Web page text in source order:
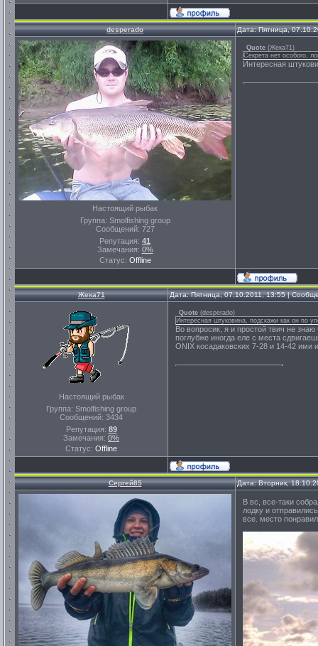
desperado Дата: Пятница,
Настоящий рыбак
Группа: Smolfishing group
Сообщений: 727
Репутация: 41
Замечания: 0%
Статус: Offline
Quote (Жека71)
Секрета нет особого,
Интересная
Жека71 Дата: Пятница, 07.10.2011, 13:55 |
Настоящий рыбак
Группа: Smolfishing group
Сообщений: 3434
Репутация: 89
Замечания: 0%
Статус: Offline
Quote (desperado)
Интересная штуковина, подскажи как он по
Во вопросик, я и простой твич не
поглубже иногда еле с места
ONIX косадаковских 7-28 и 14-42 ими
Сергей85 Дата: Вторник,
В вс, все-таки
лодку и
все. место